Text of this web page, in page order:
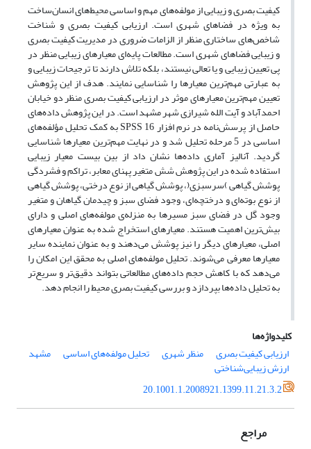
کیفیت بصری و زیبایی از مولفه‌‌های مهم و اساسی محیط‌‌های انسان‌‌ساخت
به ویژه در فضاهای شهری است. ارزیابی کیفیت بصری و شناخت
شاخص‌‌های ساختاری منظر از الزامات ضروری در مدیریت کیفیت بصری
و زیبایی فضاهای شهری است. مطالعات پایه‌‌ا‌‌ی معیارهای زیبایی منظر در
پی تعیین زیبایی و یا تعالی نیستند، بلکه تلاش دارند تا ترجیحات زیبایی و
به عبارتی مهم‌‌ترین معیارها را شناسایی نمایند. هدف از این پژوهش
تعیین مهم‌‌ترین معیارهای موثر در ارزیابی کیفیت بصری منظر دو خیابان
احمدآباد و آیت الله شیرازی شهر مشهد است. در این پژوهش داده‌‌های
حاصل از پرسش‌‌نامه در نرم افزار SPSS 16 به کمک تحلیل مؤلفه‌‌های
اساسی در 5 مرحله تحلیل شد و در نهایت مهم‌‌ترین معیارها شناسایی
گردید. آنالیز آماری داده‌‌ها نشان داد از بین بیست معیار زیبایی
استفاده شده در این پژوهش شش متغیر پهنای معابر، تراکم و فشردگی
پوشش گیاهی ‌‌)سرسبزی(، پوشش گیاهی از نوع درختی، پوشش گیاهی
از نوع بوته‌‌ای و درختچه‌‌ای، وجود فضای سبز و چیدمان گیاهان و متغیر
وجود گل در فضای سبز مسیرها به منزله‌‌ی مولفه‌‌های اصلی و دارای
بیش‌‌ترین اهمیت هستند. معیارهای استخراج شده به عنوان معیارهای
اصلی، معیارهای دیگر را نیز پوشش می‌‌دهند و به عنوان نماینده سایر
معیارها معرفی می‌‌شوند. تحلیل مولفه‌‌های اصلی به محقق این امکان را
می‌‌دهد که با کاهش حجم داده‌‌های مطالعاتی بتواند دقیق‌‌تر و سریع‌‌تر
به تحلیل داده‌‌ها بپردازد و بررسی کیفیت بصری محیط را انجام دهد.
کلیدواژه‌ها
ارزیابی کیفیت بصری
منظر شهری تحلیل مولفه‌‌های اساسی مشهد
ارزش زیبایی‌‌شناختی
20.1001.1.2008921.1399.11.21.3.2
مراجع